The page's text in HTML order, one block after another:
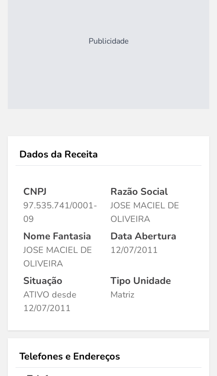
Publicidade
Dados da Receita
CNPJ
97.535.741/0001-
09
Razão Social
JOSE MACIEL DE
OLIVEIRA
Nome Fantasia
JOSE MACIEL DE
OLIVEIRA
Data Abertura
12/07/2011
Situação
ATIVO desde
12/07/2011
Tipo Unidade
Matriz
Telefones e Endereços